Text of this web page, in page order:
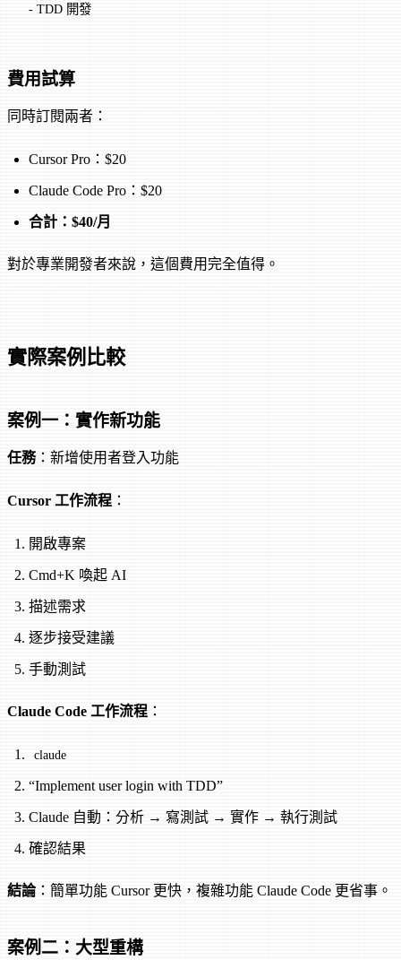
  - TDD 開發
費用試算
同時訂閱兩者：
Cursor Pro：$20
Claude Code Pro：$20
合計：$40/月
對於專業開發者來說，這個費用完全值得。
實際案例比較
案例一：實作新功能
任務：新增使用者登入功能
Cursor 工作流程 ：
開啟專案
Cmd+K 喚起 AI
描述需求
逐步接受建議
手動測試
Claude Code 工作流程 ：
claude
“Implement user login with TDD”
Claude 自動：分析 → 寫測試 → 實作 → 執行測試
確認結果
結論：簡單功能 Cursor 更快，複雜功能 Claude Code 更省事。
案例二：大型重構